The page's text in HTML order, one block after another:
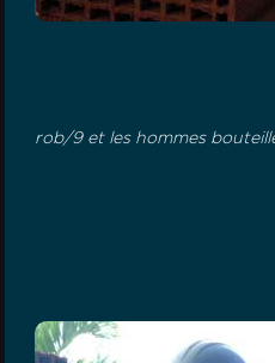
rob/9 et les hommes